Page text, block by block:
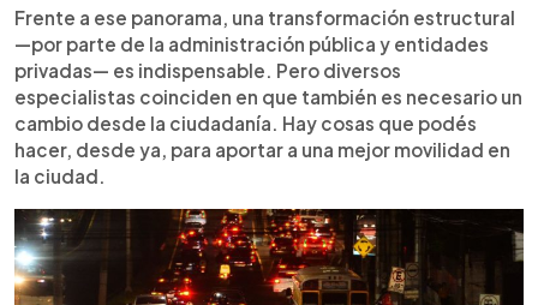
señales, pasos peatonales, no bloquear vías ni
invadir aceras, y asumir que es un privilegio que
requiere responsabilidad. Transformar nuestra
forma de movernos y relacionarnos con la ciudad
es clave para construir un entorno más seguro, ágil
y respetuoso para todos.
Frente a ese panorama, una transformación estructural
—por parte de la administración pública y entidades
privadas— es indispensable. Pero diversos
especialistas coinciden en que también es necesario un
cambio desde la ciudadanía. Hay cosas que podés
hacer, desde ya, para aportar a una mejor movilidad en
la ciudad.